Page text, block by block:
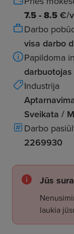
7.5 - 8.5 €/
Darbo
visa darbo
Papildoma
darbuotojas
Industrija
Sveikata /
Darbo
2269930
Jūs
laukia